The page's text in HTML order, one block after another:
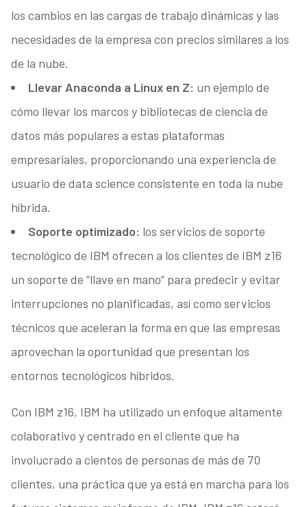
los cambios en las cargas de trabajo dinámicas y las
necesidades de la empresa con precios similares a los
de la nube.
Llevar Anaconda a Linux en Z: un ejemplo de
cómo llevar los marcos y bibliotecas de ciencia de
datos más populares a estas plataformas
empresariales, proporcionando una experiencia de
usuario de data science consistente en toda la nube
híbrida.
Soporte optimizado: los servicios de soporte
tecnológico de IBM ofrecen a los clientes de IBM z16
un soporte de “llave en mano” para predecir y evitar
interrupciones no planificadas, así como servicios
técnicos que aceleran la forma en que las empresas
aprovechan la oportunidad que presentan los
entornos tecnológicos híbridos.
Con IBM z16, IBM ha utilizado un enfoque altamente
colaborativo y centrado en el cliente que ha
involucrado a cientos de personas de más de 70
clientes, una práctica que ya está en marcha para los